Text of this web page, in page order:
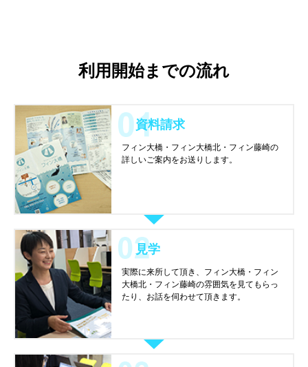
利用開始までの流れ
資料請求
フィン大橋・フィン大橋北・フィン藤崎の
詳しいご案内をお送りします。
見学
実際に来所して頂き、フィン大橋・フィン
大橋北・フィン藤崎の雰囲気を見てもらっ
たり、お話を伺わせて頂きます。